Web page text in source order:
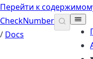
Перейти к
CheckNumber
/ Docs